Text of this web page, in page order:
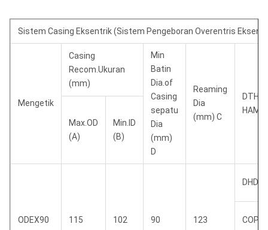
Sistem Casing Eksentrik (Sistem Pengeboran Overentris
Mengetik
Casing
Recom.Ukuran
(mm)
Min
Batin
Dia.of
Casing
sepatu
Dia
(mm)
D
Reaming
Dia
(mm) C
DTH
Max.OD
(A)
Min.ID
(B)
ODEX90 115 102 90 123 COP32